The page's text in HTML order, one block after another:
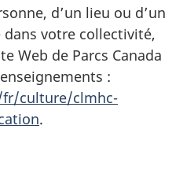
d’un lieu ou d’un
votre collectivité,
Web de Parcs Canada
:
culture/clmhc-
.